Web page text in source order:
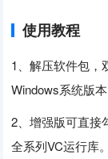
使用教程
1、解压软件包，
Windows系统版本
2、增强版可直接
全系列VC运行库。